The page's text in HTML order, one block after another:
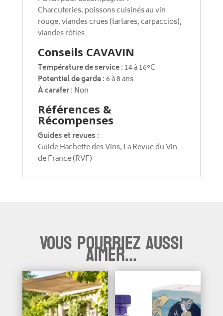
Charcuteries, poissons cuisinés au vin
rouge, viandes crues (tartares, carpaccios),
viandes rôties
Conseils CAVAVIN
Température de service: 14 à 16°C
Potentiel de garde: 6 à 8 ans
À carafer: Non
Références &
Récompenses
Guides et revues :
Guide Hachette des Vins, La Revue du Vin
de France (RVF)
Vous pourriez aussi
aimer...